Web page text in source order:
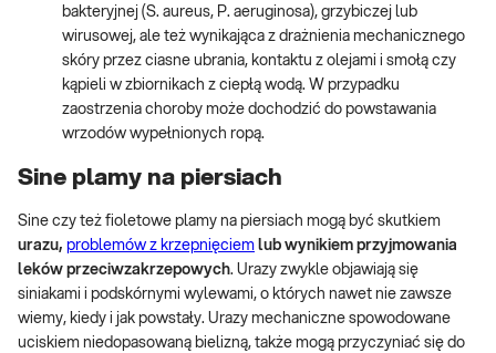
bakteryjnej (S. aureus, P. aeruginosa), grzybiczej lub
wirusowej, ale też wynikająca z drażnienia mechanicznego
skóry przez ciasne ubrania, kontaktu z olejami i smołą czy
kąpieli w zbiornikach z ciepłą wodą. W przypadku
zaostrzenia choroby może dochodzić do powstawania
wrzodów wypełnionych ropą.
Sine plamy na piersiach
Sine czy też fioletowe plamy na piersiach mogą być skutkiem
urazu, problemów z krzepnięciem lub wynikiem przyjmowania
leków przeciwzakrzepowych. Urazy zwykle objawiają się
siniakami i podskórnymi wylewami, o których nawet nie zawsze
wiemy, kiedy i jak powstały. Urazy mechaniczne spowodowane
uciskiem niedopasowaną bielizną, także mogą przyczyniać się do